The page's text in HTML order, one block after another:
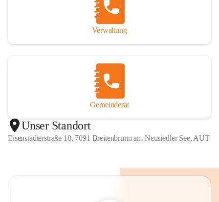
Verwaltung
Gemeinderat
Unser Standort
Eisenstädterstraße 18, 7091 Breitenbrunn am Neusiedler See, AUT